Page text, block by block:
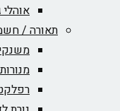
אוהלי
תאורה /